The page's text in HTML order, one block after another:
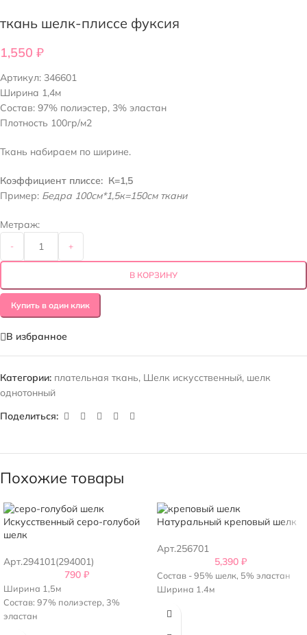
ткань шелк-плиссе фуксия
1,550 ₽
Артикул: 346601
Ширина 1,4м
Состав: 97% полиэстер, 3% эластан
Плотность 100гр/м2
Ткань набираем по ширине.
Коэффициент плиссе: К=1,5
Пример: Бедра 100см*1,5к=150см ткани
Метраж:
- +
В КОРЗИНУ
Купить в один клик
В избранное
Категории: плательная ткань, Шелк искусственный, шелк
однотонный
Поделиться:
Похожие товары
Искусственный серо-голубой
шелк
Арт.294101(294001)
790 ₽
Ширина 1,5м
Состав: 97% полиэстер, 3%
эластан
Натуральный креповый шелк
Арт.256701
5,390 ₽
Состав - 95% шелк, 5% эластан
Ширина 1.4м